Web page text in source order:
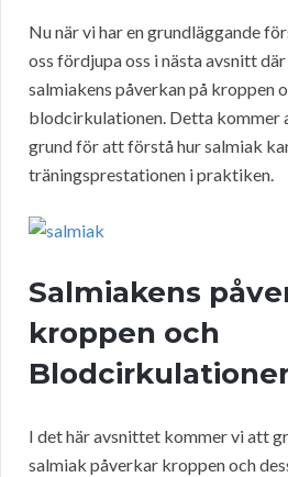
Nu när vi har en grundläggande
oss fördjupa oss i nästa avsnitt
salmiakens påverkan på kroppen
blodcirkulationen. Detta kommer
grund för att förstå hur salmiak
träningsprestationen i praktiken.
Salmiakens
kroppen och
I det här avsnittet kommer vi att
salmiak påverkar kroppen och